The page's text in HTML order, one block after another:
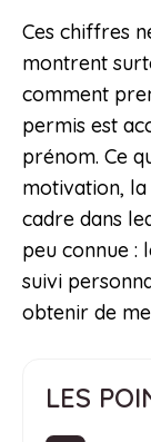
Ces chiffres
montrent
comment
permis est
prénom. Ce
motivation,
cadre dans
peu connue :
suivi
obtenir de
LES